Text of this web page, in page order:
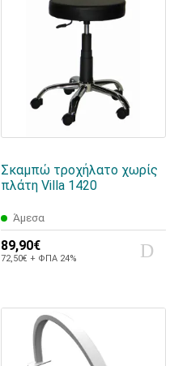
Σκαμπώ τροχήλατο χωρίς
πλάτη Villa 1420
Άμεσα
89,90€
72,50€ + ΦΠΑ 24%